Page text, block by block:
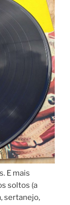
E mais
soltos (a
sertanejo,